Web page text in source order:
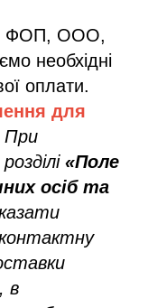
ФОП, ООО,
необхідні
оплати.
для
При
«Поле
осіб та
в